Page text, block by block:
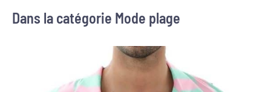
Dans la catégorie Mode plage